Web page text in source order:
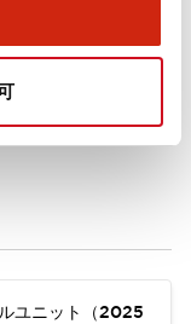
ユニット（2025